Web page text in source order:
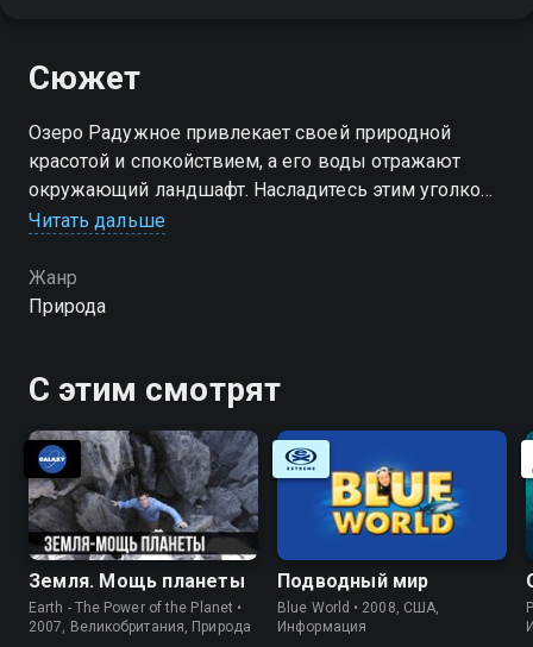
Сюжет
Озеро Радужное привлекает своей природной
красотой и спокойствием, а его воды отражают
окружающий ландшафт. Насладитесь этим уголком
природы!
Посмотреть онлайн 1 сезон сериала Озеро
Радужное вы можете совершенно бесплатно в
Читать дальше
Жанр
Природа
С этим смотрят
Земля. Мощь планеты
Earth - The Power of the Planet •
2007, Великобритания, Природа
Подводный мир
Blue World • 2008, США,
Информация